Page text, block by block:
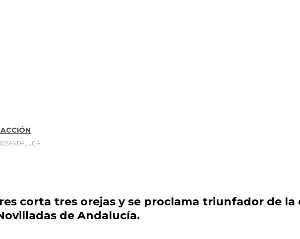
corta tres orejas y se proclama triunfador de
de Andalucía.